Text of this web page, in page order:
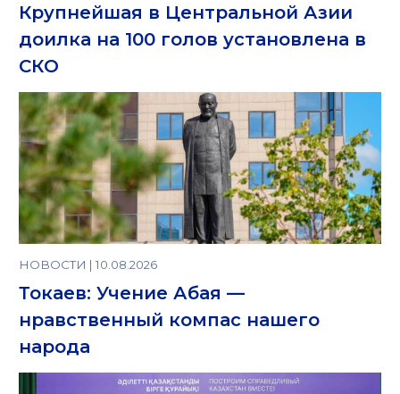
Крупнейшая в Центральной Азии
доилка на 100 голов установлена в
СКО
НОВОСТИ | 10.08.2026
Токаев: Учение Абая —
нравственный компас нашего
народа